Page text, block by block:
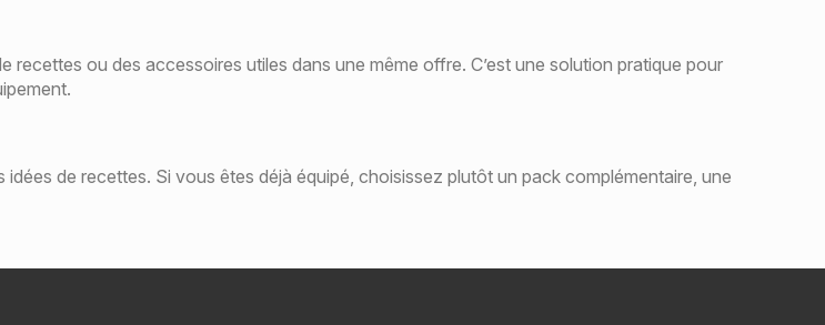
ou des accessoires utiles dans une même offre. C’est une solution pratique pour
de recettes. Si vous êtes déjà équipé, choisissez plutôt un pack complémentaire, une